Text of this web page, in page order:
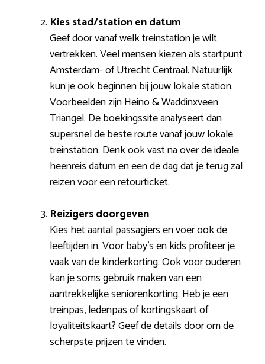
Kies stad/station en datum
Geef door vanaf welk treinstation je wilt
vertrekken. Veel mensen kiezen als startpunt
Amsterdam- of Utrecht Centraal. Natuurlijk
kun je ook beginnen bij jouw lokale station.
Voorbeelden zijn Heino & Waddinxveen
Triangel. De boekingssite analyseert dan
supersnel de beste route vanaf jouw lokale
treinstation. Denk ook vast na over de ideale
heenreis datum en een de dag dat je terug zal
reizen voor een retourticket.
Reizigers doorgeven
Kies het aantal passagiers en voer ook de
leeftijden in. Voor baby’s en kids profiteer je
vaak van de kinderkorting. Ook voor ouderen
kan je soms gebruik maken van een
aantrekkelijke seniorenkorting. Heb je een
treinpas, ledenpas of kortingskaart of
loyaliteitskaart? Geef de details door om de
scherpste prijzen te vinden.